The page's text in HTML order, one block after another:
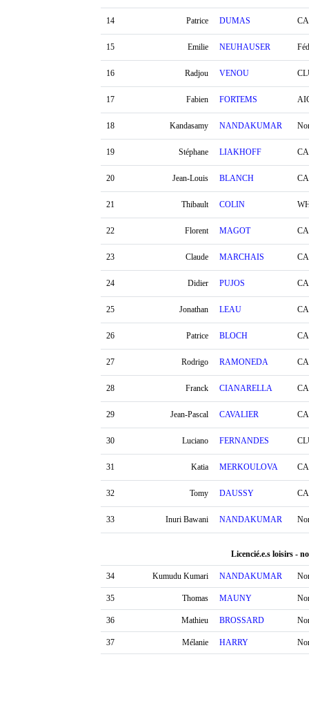
14 Patrice DUMAS
15 Emilie NEUHAUSER
16 Radjou VENOU
17 Fabien FORTEMS
18 Kandasamy NANDAKUMAR
19 Stéphane LIAKHOFF
20 Jean-Louis BLANCH
21 Thibault COLIN
22 Florent MAGOT
23 Claude MARCHAIS
24 Didier PUJOS
25 Jonathan LEAU
26 Patrice BLOCH
27 Rodrigo RAMONEDA
28 Franck CIANARELLA
29 Jean-Pascal CAVALIER
30 Luciano FERNANDES
31 Katia MERKOULOVA
32 Tomy DAUSSY
33 Inuri Bawani NANDAKUMAR
Licencié.e.s loisirs -
34 Kumudu Kumari NANDAKUMAR
35 Thomas MAUNY
36 Mathieu BROSSARD
37 Mélanie HARRY